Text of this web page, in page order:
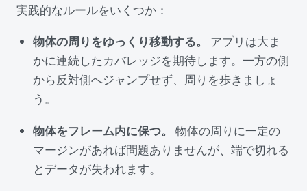
実践的なルールをいくつか：
物体の周りをゆっくり移動する。
アプリは大ま
かに連続したカバレッジを期待します。一方の側
から反対側へジャンプせず、周りを歩きましょ
う。
物体をフレーム内に保つ。 物体の周りに一定の
マージンがあれば問題ありませんが、端で切れる
とデータが失われます。